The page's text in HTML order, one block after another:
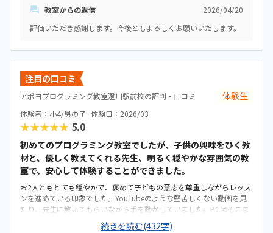
基調としたすっきりしたレイアウトです。対面で2人×2人掛けられる
ルです。車通りが多いので窓を開けるとやや騒がしくはあります。ほぼ
検の認定校で追加料金なしの検定対策講座あり、ワンストップで検定
受験まで完結出来ることを考慮すれば、決して高くはないかと思いま
す。子どもがふざけたり脱線しても、無理に流れを戻そうとせず、そこ
から発展させてくれたりして最後まで子ども達がストレスなく楽しく
取り組んでいたのが1番の決め手でした。あとは先生方が学ぶ側に最良
の体制を整えてくださろうとしている点もとても良いと思いました。
教室からの返信
2026/04/20
評価いただき感謝します。今後ともよろしくお願いいたします。
注目の口コミ
アポヨプログラミング教室澄川駅前校の評判・口コミ 体験生
体験者：小4/男の子 体験日：2026/03
★★★★★ 5.0
初めてのプログラミング教室でしたが、子供の興味をひく教
材と、優しく教えてくれる先生、明るく穏やかな雰囲気の教
室で、安心して体験することができました。
お2人ともとても穏やかで、褒めて子どもの意志を尊重しながらレッス
ンを進めている印象でした。YouTubeのような堅苦しくない動画を見
たり、先生に教えてもらいながら手を動かしていました。PCはそこま
で慣れていたわけではないのですが、丁寧に教えてもらえていたので
安心です。子どもが飽きないような仕組みが整っている印象です。地下
続きを読む(432字)